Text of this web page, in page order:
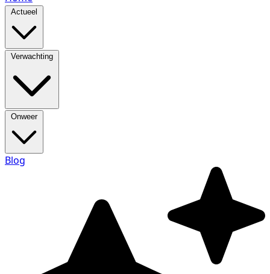
Actueel
Verwachting
Onweer
Blog